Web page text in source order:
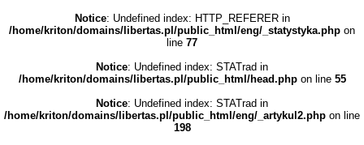
Notice: Undefined index: HTTP_REFERER in
/home/kriton/domains/libertas.pl/public_html/eng/_statystyka.php on
line 77
Notice: Undefined index: STATrad in
/home/kriton/domains/libertas.pl/public_html/head.phpon line 55
Notice: Undefined index: STATrad in
/home/kriton/domains/libertas.pl/public_html/eng/_artykul2.php on line
198